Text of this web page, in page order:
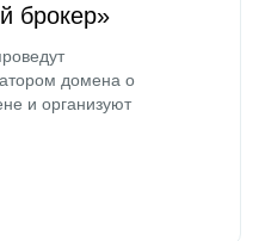
брокер»
домена о
и организуют